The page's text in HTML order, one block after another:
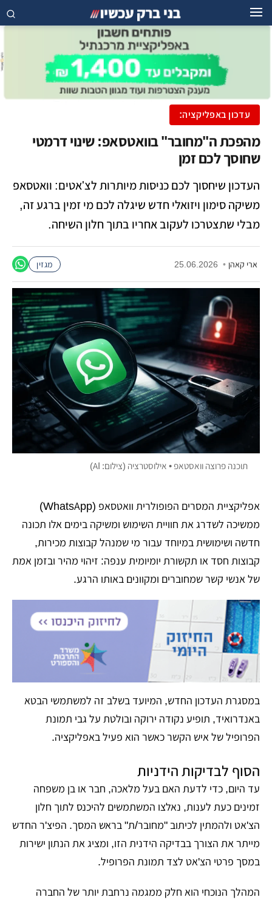
עדכון באפליקציה:
מהפכת ה"מחובר" בוואטסאפ: שינוי דרמטי
שחוסך לכם זמן
העדכון שיחסוך לכם כניסות מיותרות לצ'אטים: וואטסאפ
משיקה סימון ויזואלי חדש שיגלה לכם מי זמין ברגע זה,
מבלי שתצטרכו לעקוב אחריו בתוך חלון השיחה.
ארי קאהן •
25.06.2026 מגזין
תוכנה פרוצה וואסטאפ • אילוסטרציה (צילום: AI)
אפליקציית המסרים הפופולרית וואטסאפ (WhatsApp)
ממשיכה לשדרג את חוויית השימוש ומשיקה בימים אלו תכונה
חדשה ושימושית במיוחד עבור מי שמנהל קבוצות מכירות,
קבוצות חסד או תקשורת יומיומית ענפה: זיהוי מהיר ובזמן אמת
של אנשי קשר שמחוברים ומקוונים באותו הרגע.
במסגרת העדכון החדש, המיועד בשלב זה למשתמשי הבטא
באנדרואיד, תופיע נקודה ירוקה ובולטת על גבי תמונת
הפרופיל של איש הקשר כאשר הוא פעיל באפליקציה.
הסוף לבדיקות הידניות
עד היום, כדי לדעת האם בעל מלאכה, חבר או בן משפחה
זמינים כעת לענות, נאלצו המשתמשים להיכנס לתוך חלון
הצ'אט ולהמתין לכיתוב "מחובר/ת" בראש המסך. הפיצ'ר החדש
מייתר את הצורך בבדיקה הידנית הזו, ומציג את הנתון ישירות
במסך פרטי הצ'אט לצד תמונת הפרופיל.
המהלך הנוכחי הוא חלק ממגמה נרחבת יותר של החברה